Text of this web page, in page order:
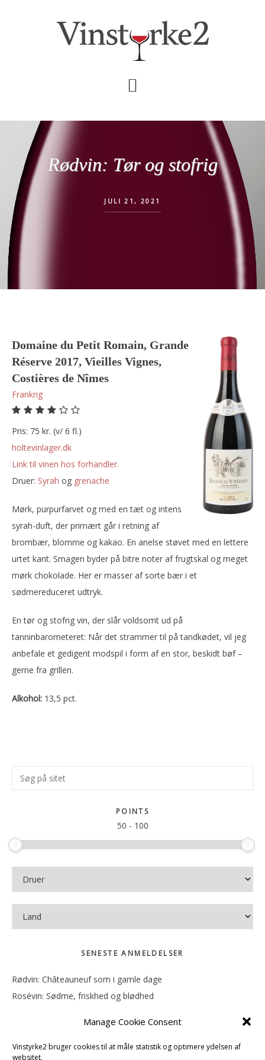
Manage Cookie Consent
Vinstyrke2 bruger cookies til at måle statistik og optimere ydelsen af
websitet.
Rødvin: Tør og stofrig
JULI 21, 2021
Domaine du Petit Romain, Grande
Réserve 2017, Vieilles Vignes,
Costières de Nîmes
Frankrig
Pris: 75 kr. (v/ 6 fl.)
holtevinlager.dk
Link til vinen hos forhandler.
Druer:
syrah og grenache
Mørk, purpurfarvet og med en tæt og intens
syrah-duft, der primært går i retning af
brombær, blomme og kakao. En anelse støvet med en lettere
urtet kant. Smagen byder på bitre noter af frugtskal og meget
mørk chokolade. Her er masser af sorte bær i et
sødmereduceret udtryk.
En tør og stofrig vin, der slår voldsomt ud på
tanninbarometeret: Når det strammer til på tandkødet, vil jeg
anbefale et gedigent modspil i form af en stor, beskidt bøf –
gerne fra grillen.
Alkohol: 13,5 pct.
Primær
Sidebar
Søg
på
POINTS
50 - 100
SENESTE ANMELDELSER
Rødvin: Châteauneuf som i gamle dage
Rosévin: Sødme, friskhed og blødhed
Rosévin: Forfriskende bagatel
Rosévin: Sødmen hænger i munden